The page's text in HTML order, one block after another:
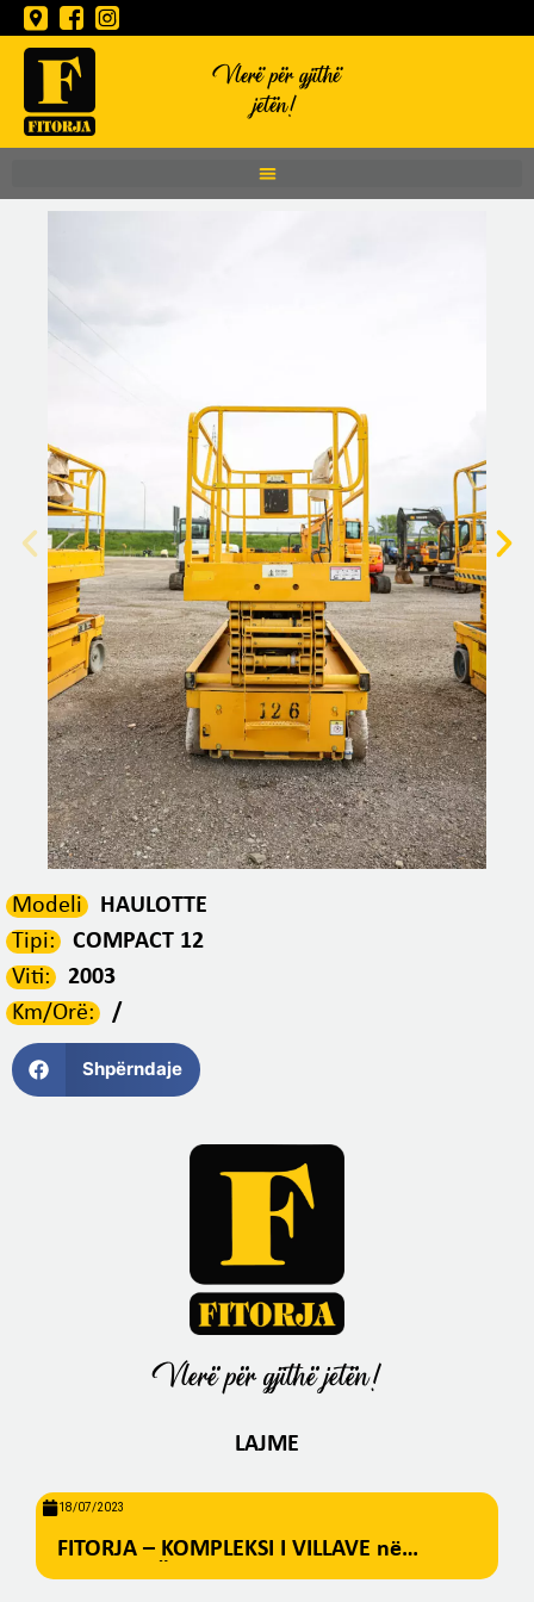
Vlerë për gjithë
jetën!
Modeli
HAULOTTE
Tipi:
COMPACT 12
Viti:
2003
Km/Orë:
/
Shpërndaje
Vlerë për gjithë jetën!
LAJME
18/07/2023
FITORJA – KOMPLEKSI I VILLAVE në
BREZOVICË